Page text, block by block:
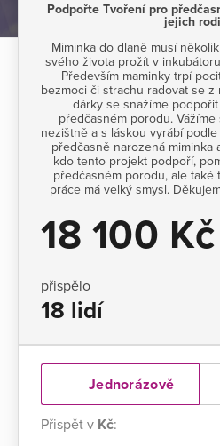
Podpořte Tvoření pro
jejich
Miminka do dlaně musí
svého života prožít v
Především maminky trpí
bezmoci či strachu radovat se z
dárky se snažíme
předčasném porodu.
nezištně a s láskou vyrábí
předčasně narozená miminka
kdo tento projekt podpoří,
předčasném porodu, ale také
práce má velký smysl.
18 100 Kč
přispělo
18 lidí
Jednorázově
Přispět v Kč: